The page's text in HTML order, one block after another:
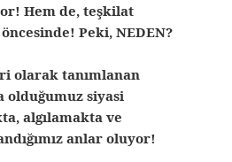
Hem de, teşkilat
Peki, NEDEN?
olarak tanımlanan
olduğumuz siyasi
algılamakta ve
anlar oluyor!